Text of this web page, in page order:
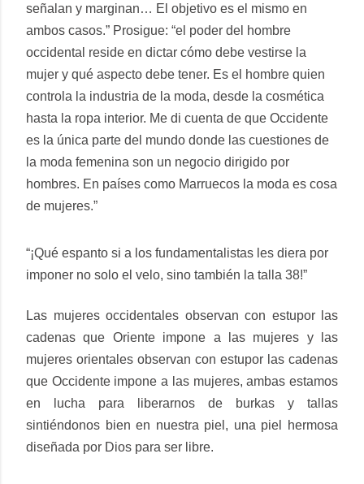
señalan y marginan… El objetivo es el mismo en
ambos casos.” Prosigue: “el poder del hombre
occidental reside en dictar cómo debe vestirse la
mujer y qué aspecto debe tener. Es el hombre quien
controla la industria de la moda, desde la cosmética
hasta la ropa interior. Me di cuenta de que Occidente
es la única parte del mundo donde las cuestiones de
la moda femenina son un negocio dirigido por
hombres. En países como Marruecos la moda es cosa
de mujeres.”
“¡Qué espanto si a los fundamentalistas les diera por
imponer no solo el velo, sino también la talla 38!”
Las mujeres occidentales observan con estupor las
cadenas que Oriente impone a las mujeres y las
mujeres orientales observan con estupor las cadenas
que Occidente impone a las mujeres, ambas estamos
en lucha para liberarnos de burkas y tallas
sintiéndonos bien en nuestra piel, una piel hermosa
diseñada por Dios para ser libre.